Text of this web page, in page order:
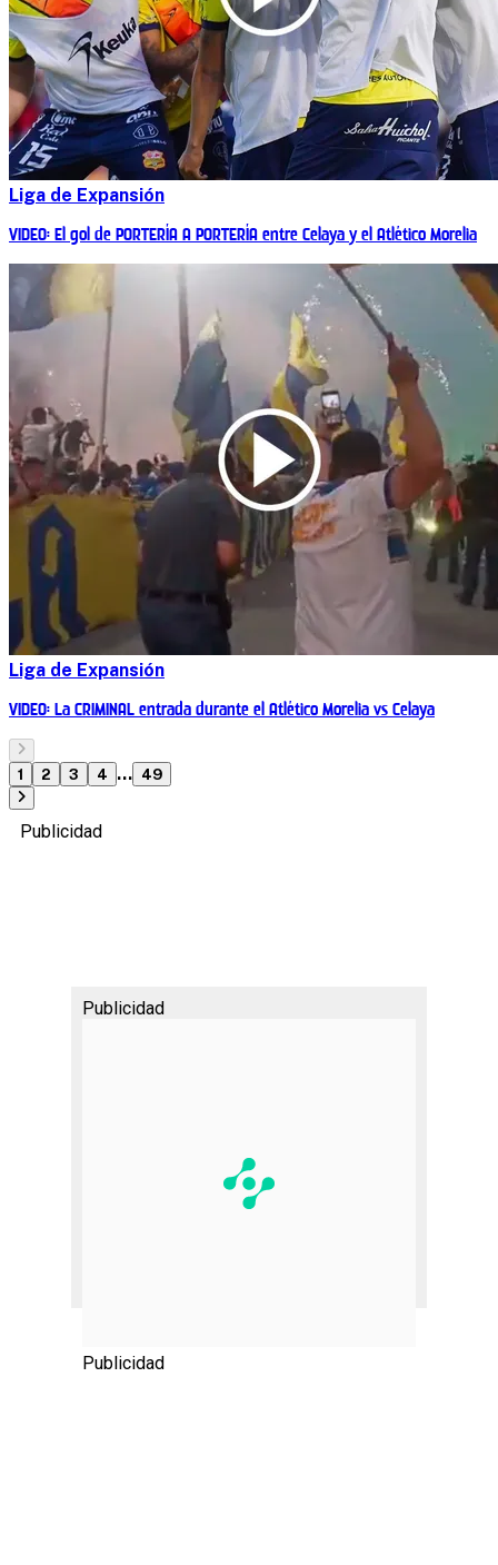
Liga de Expansión
VIDEO: El gol de PORTERÍA A PORTERÍA entre Celaya y el Atlético Morelia
Liga de Expansión
VIDEO: La CRIMINAL entrada durante el Atlético Morelia vs Celaya
1 2 3 4 ... 49
Publicidad
Publicidad
Publicidad